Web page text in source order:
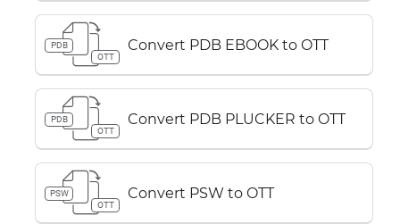
PDB
OTT
Convert PDB EBOOK to OTT
PDB
OTT
Convert PDB PLUCKER to OTT
PSW
OTT
Convert PSW to OTT